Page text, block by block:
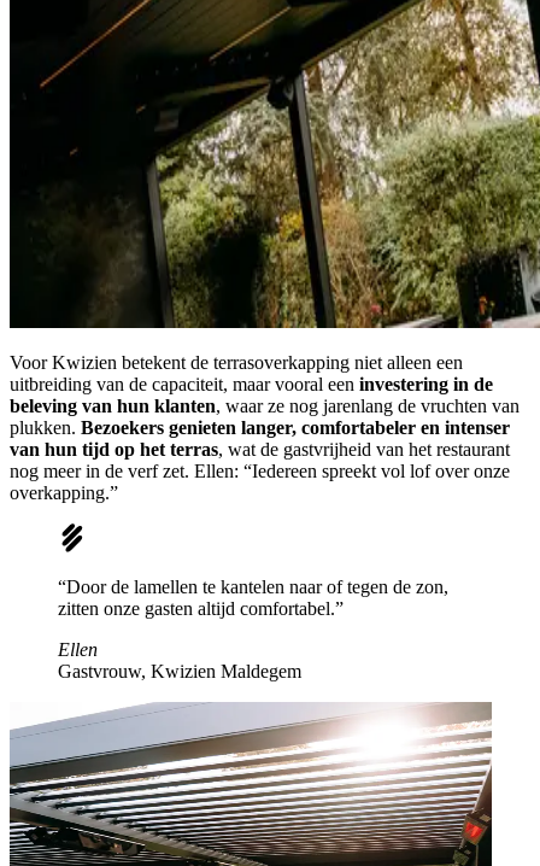
Voor Kwizien betekent de terrasoverkapping niet alleen een
uitbreiding van de capaciteit, maar vooral een investering in de
beleving van hun klanten, waar ze nog jarenlang de vruchten van
plukken. Bezoekers genieten langer, comfortabeler en intenser
van hun tijd op het terras, wat de gastvrijheid van het restaurant
nog meer in de verf zet. Ellen: “Iedereen spreekt vol lof over onze
overkapping.”
“Door de lamellen te kantelen naar of tegen de zon,
zitten onze gasten altijd comfortabel.”
Ellen
Gastvrouw, Kwizien Maldegem